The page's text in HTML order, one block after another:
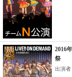
2016
祭
出演者